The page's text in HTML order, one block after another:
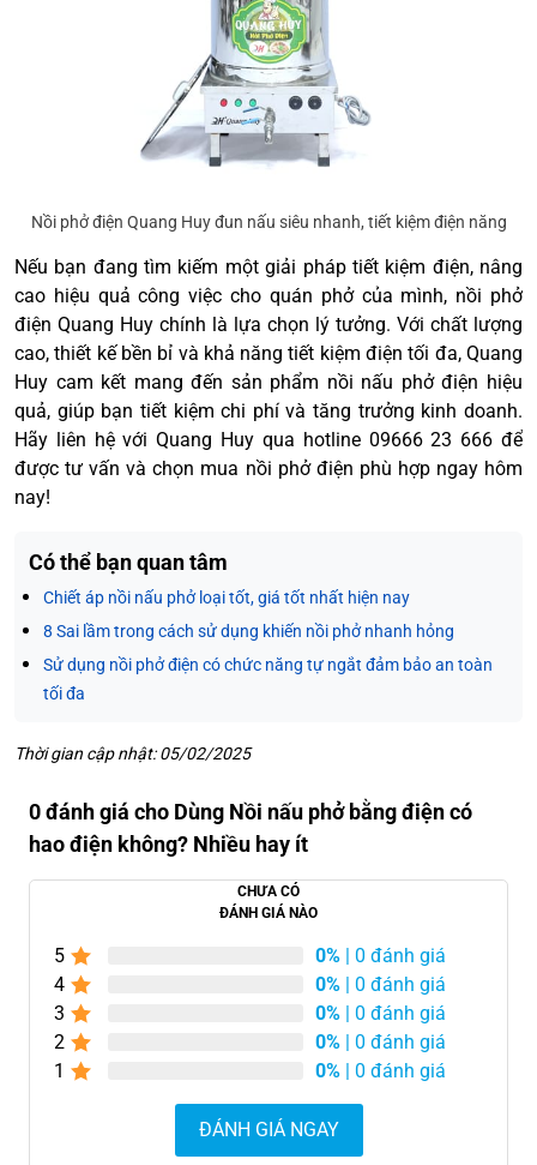
Nồi phở điện Quang Huy đun nấu siêu nhanh, tiết kiệm điện năng
Nếu bạn đang tìm kiếm một giải pháp tiết kiệm điện, nâng
cao hiệu quả công việc cho quán phở của mình, nồi phở
điện Quang Huy chính là lựa chọn lý tưởng. Với chất lượng
cao, thiết kế bền bỉ và khả năng tiết kiệm điện tối đa, Quang
Huy cam kết mang đến sản phẩm nồi nấu phở điện hiệu
quả, giúp bạn tiết kiệm chi phí và tăng trưởng kinh doanh.
Hãy liên hệ với Quang Huy qua hotline 09666 23 666 để
được tư vấn và chọn mua nồi phở điện phù hợp ngay hôm
nay!
Có thể bạn quan tâm
Chiết áp nồi nấu phở loại tốt, giá tốt nhất hiện nay
8 Sai lầm trong cách sử dụng khiến nồi phở nhanh hỏng
Sử dụng nồi phở điện có chức năng tự ngắt đảm bảo an toàn
tối đa
Thời gian cập nhật: 05/02/2025
0 đánh giá cho Dùng Nồi nấu phở bằng điện có
hao điện không? Nhiều hay ít
CHƯA CÓ
ĐÁNH GIÁ NÀO
5 0% | 0 đánh giá
4
0% | 0 đánh giá
3
0% | 0 đánh giá
2
0% | 0 đánh giá
1
0% | 0 đánh giá
ĐÁNH GIÁ NGAY